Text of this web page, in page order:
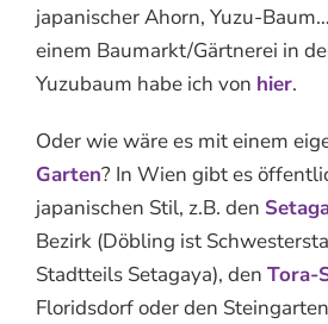
japanischer Ahorn, Yuzu-
einem Baumarkt/Gärtnerei in
Yuzubaum habe ich von hier.
Oder wie wäre es mit einem
Garten? In Wien gibt es
japanischen Stil, z.B. den
Bezirk (Döbling ist
Stadtteils Setagaya), den Tora-
Floridsdorf oder den